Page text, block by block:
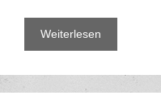
Weiterlesen